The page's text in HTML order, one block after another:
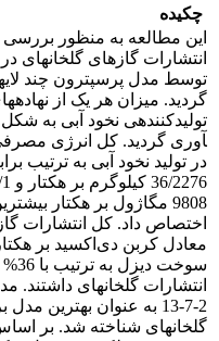
چکیده
این مطالعه به­ منظور
انتشارات گازهای گلخانه­ای
توسط مدل پرسپترون چند
آوری گردید. کل انرژی
9808 مگاژول بر هکتار
معادل کربن دی‌اکسید بر
انتشارات گلخانه­ای
2-7-13 به عنوان بهترین
گلخانه­ای شناخته شد. بر